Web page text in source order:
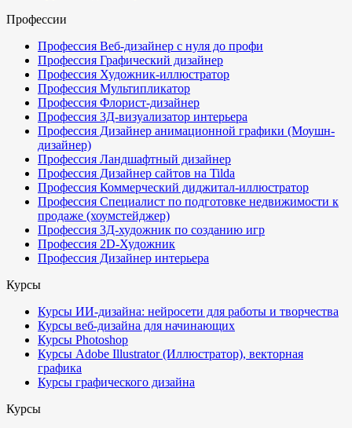
Профессии
Профессия Веб-дизайнер с нуля до профи
Профессия Графический дизайнер
Профессия Художник-иллюстратор
Профессия Мультипликатор
Профессия Флорист-дизайнер
Профессия 3Д-визуализатор интерьера
Профессия Дизайнер анимационной графики (Моушн-
дизайнер)
Профессия Ландшафтный дизайнер
Профессия Дизайнер сайтов на Tilda
Профессия Коммерческий диджитал-иллюстратор
Профессия Специалист по подготовке недвижимости к
продаже (хоумстейджер)
Профессия 3Д-художник по созданию игр
Профессия 2D-Художник
Профессия Дизайнер интерьера
Курсы
Курсы ИИ-дизайна: нейросети для работы и творчества
Курсы веб-дизайна для начинающих
Курсы Photoshop
Курсы Adobe Illustrator (Иллюстратор), векторная
графика
Курсы графического дизайна
Курсы